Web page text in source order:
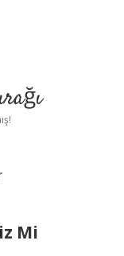
Mi